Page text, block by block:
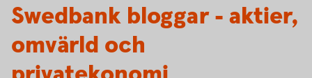
Swedbank bloggar - aktier,
omvärld och